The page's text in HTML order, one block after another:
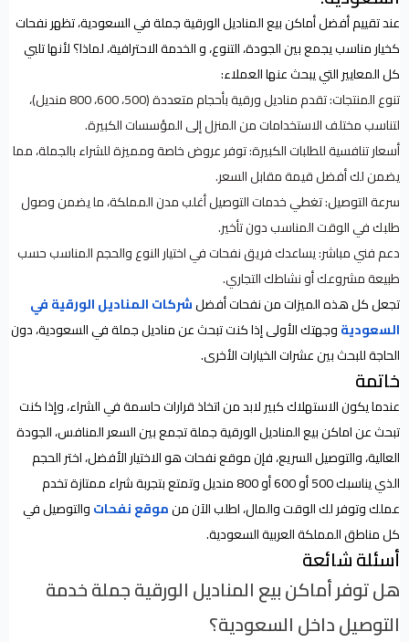
عند تقييم أفضل أماكن بيع المناديل الورقية جملة في السعودية، تظهر نفحات
كخيار مناسب يجمع بين الجودة، التنوع، و الخدمة الاحترافية، لماذا؟ لأنها تلبي
كل المعايير التي يبحث عنها العملاء:
تنوع المنتجات: تقدم مناديل ورقية بأحجام متعددة (500، 600، 800 منديل)،
لتناسب مختلف الاستخدامات من المنزل إلى المؤسسات الكبيرة.
أسعار تنافسية للطلبات الكبيرة: توفر عروض خاصة ومميزة للشراء بالجملة، مما
يضمن لك أفضل قيمة مقابل السعر.
سرعة التوصيل: تغطي خدمات التوصيل أغلب مدن المملكة، ما يضمن وصول
طلبك في الوقت المناسب دون تأخير.
دعم فني مباشر: يساعدك فريق نفحات في اختيار النوع والحجم المناسب حسب
طبيعة مشروعك أو نشاطك التجاري.
تجعل كل هذه الميزات من نفحات أفضلشركات المناديل الورقية في
السعوديةوجهتك الأولى إذا كنت تبحث عن مناديل جملة في السعودية، دون
الحاجة للبحث بين عشرات الخيارات الأخرى.
خاتمة
عندما يكون الاستهلاك كبير لابد من اتخاذ قرارات حاسمة في الشراء، وإذا كنت
تبحث عن اماكن بيع المناديل الورقية جملة تجمع بين السعر المنافس، الجودة
العالية، والتوصيل السريع، فإن موقع نفحات هو الاختيار الأفضل، اختر الحجم
الذي يناسبك 500 أو 600 أو 800 منديل وتمتع بتجربة شراء ممتازة تخدم
عملك وتوفر لك الوقت والمال، اطلب الآن منموقع نفحاتوالتوصيل في
كل مناطق المملكة العربية السعودية.
أسئلة شائعة
هل توفر أماكن بيع المناديل الورقية جملة خدمة
التوصيل داخل السعودية؟